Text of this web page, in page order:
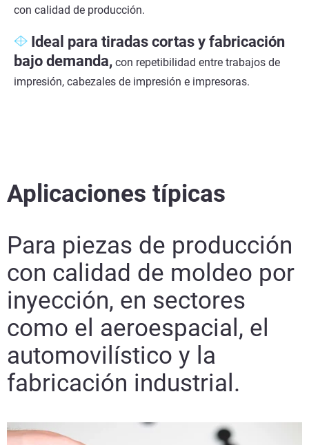
con calidad de producción.
Ideal para tiradas cortas y fabricación
bajo demanda, con repetibilidad entre trabajos de
impresión, cabezales de impresión e impresoras.
Aplicaciones típicas
Para piezas de producción
con calidad de moldeo por
inyección, en sectores
como el aeroespacial, el
automovilístico y la
fabricación industrial.